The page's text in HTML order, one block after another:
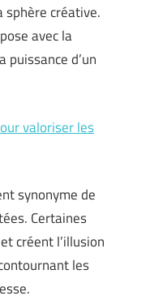
sphère créative.
avec la
puissance d’un
valoriser les
synonyme de
Certaines
créent l’illusion
les